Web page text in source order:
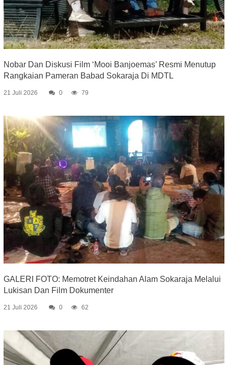
Nobar Dan Diskusi Film ‘Mooi Banjoemas’ Resmi Menutup
Rangkaian Pameran Babad Sokaraja Di MDTL
21 Juli 2026 0 79
GALERI FOTO: Memotret Keindahan Alam Sokaraja Melalui
Lukisan Dan Film Dokumenter
21 Juli 2026 0 62